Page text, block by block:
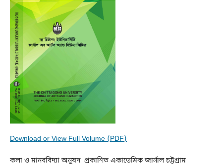
Download or View Full Volume (PDF)
কলা ও মানববিদ্যা অনুষদ প্রকাশিত একাডেমিক জার্নাল চট্টগ্রাম